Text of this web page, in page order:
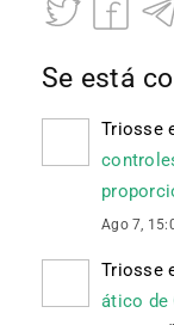
Se está
Triosse
Ago 7,
Triosse
ático de